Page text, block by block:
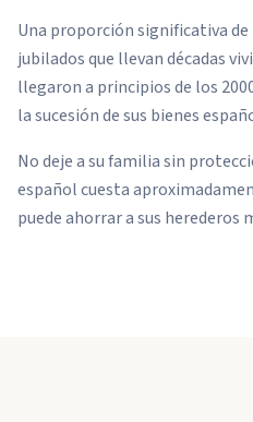
Una proporción significativa
jubilados que llevan décadas
llegaron a principios de los
la sucesión de sus bienes
No deje a su familia sin
español cuesta
puede ahorrar a sus herederos